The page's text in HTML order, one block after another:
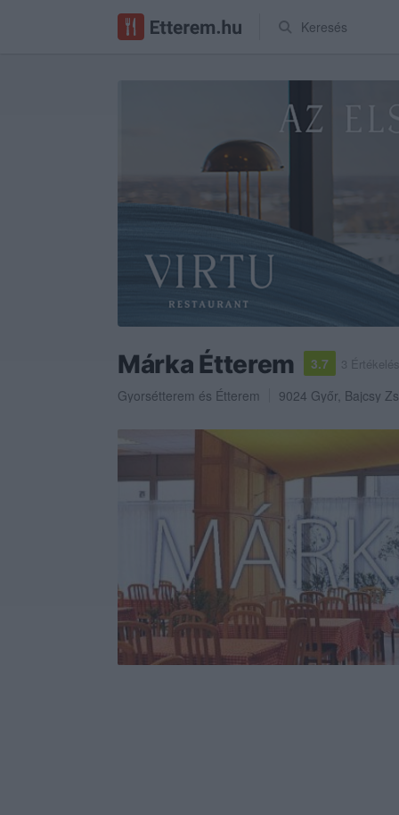
Keresés
Márka Étterem 3.7 3 Értékelés
Gyorsétterem és Étterem 9024 Győr, Bajcsy